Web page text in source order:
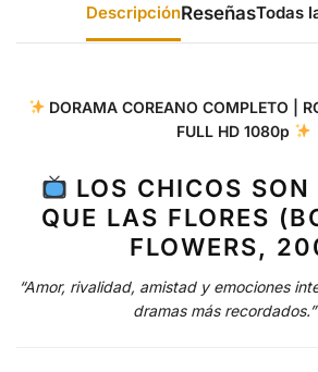
Descripción Todas
DORAMA COREANO COMPLETO |
FULL HD 1080p
LOS CHICOS SON
QUE LAS FLORES
FLOWERS,
“Amor, rivalidad, amistad y emociones
dramas más recordados.”